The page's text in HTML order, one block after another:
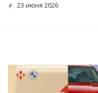
23 июня 2026